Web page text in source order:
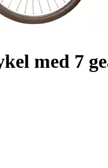
med 7